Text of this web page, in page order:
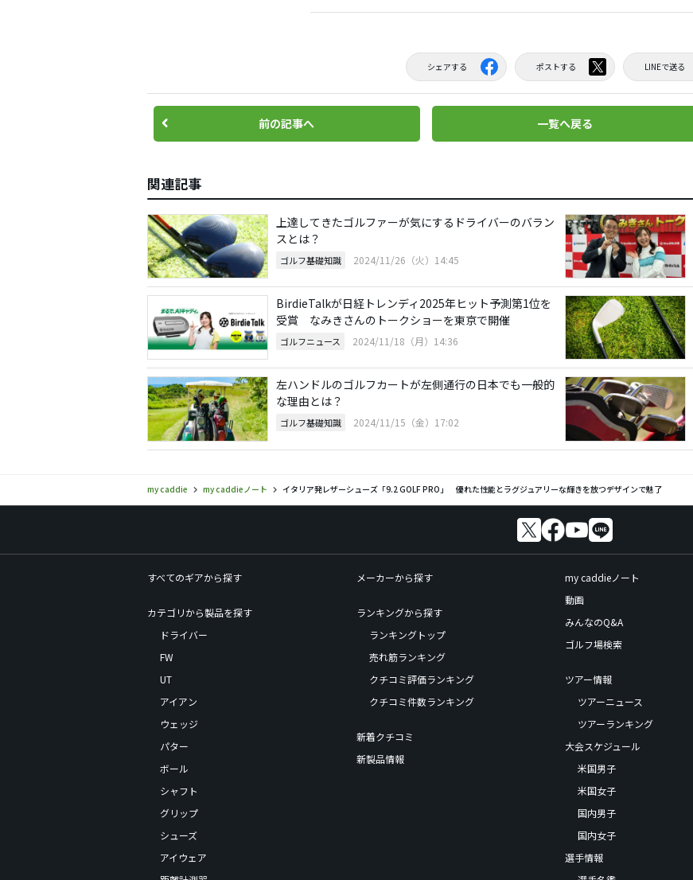
シェアする ポストする LINEで送る
前の記事へ 一覧へ戻る
関連記事
上達してきたゴルファーが気にするドライバーのバラン
スとは？
ゴルフ基礎知識 2024/11/26（火）14:45
BirdieTalkが日経トレンディ2025年ヒット予測第1位を
受賞 なみきさんのトークショーを東京で開催
ゴルフニュース 2024/11/18（月）14:36
左ハンドルのゴルフカートが左側通行の日本でも一般的
な理由とは？
ゴルフ基礎知識 2024/11/15（金）17:02
my caddie my caddieノート イタリア発レザーシューズ「9.2 GOLF PRO」 優れた性能とラグジュアリーな輝きを放つデザインで魅了
すべてのギアから探す
カテゴリから製品を探す
ドライバー
FW
UT
アイアン
ウェッジ
パター
ボール
シャフト
グリップ
シューズ
アイウェア
メーカーから探す
ランキングから探す
ランキングトップ
売れ筋ランキング
クチコミ評価ランキング
クチコミ件数ランキング
新着クチコミ
新製品情報
my caddieノート
動画
みんなのQ&A
ゴルフ場検索
ツアー情報
ツアーニュース
ツアーランキング
大会スケジュール
米国男子
米国女子
国内男子
国内女子
選手情報